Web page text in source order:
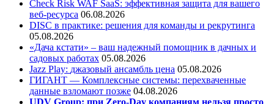
Check Risk WAF SaaS: эффективная защита для вашего
веб-ресурса 06.08.2026
DISC в практике: решения для команды и рекрутинга
05.08.2026
«Дача кстати» – ваш надежный помощник в дачных и
садовых работах 05.08.2026
Jazz Play: джазовый ансамбль цена 05.08.2026
ГИГАНТ — Комплексные системы: перехваченные
данные взломают позже 04.08.2026
UDV Group: при Zero-Day компаниям нельзя просто